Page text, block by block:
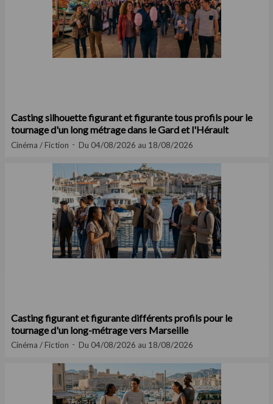
Casting silhouette figurant et figurante tous profils pour le
tournage d'un long métrage dans le Gard et l'Hérault
Cinéma / Fiction Du 04/08/2026 au 18/08/2026
Casting figurant et figurante différents profils pour le
tournage d'un long-métrage vers Marseille
Cinéma / Fiction Du 04/08/2026 au 18/08/2026